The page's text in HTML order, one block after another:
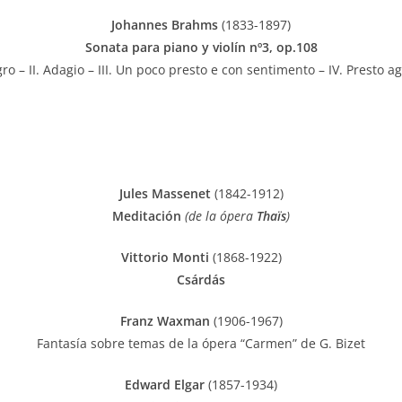
Johannes Brahms (1833-1897)
Sonata para piano y violín nº3, op.108
– II. Adagio – III. Un poco presto e con sentimento – IV. Presto
Jules Massenet (1842-1912)
Meditación (de la ópera Thaïs)
Vittorio Monti (1868-1922)
Csárdás
Franz Waxman (1906-1967)
Fantasía sobre temas de la ópera “Carmen” de G. Bizet
Edward Elgar (1857-1934)